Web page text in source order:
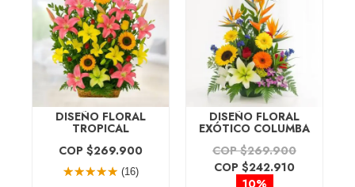
DISEÑO FLORAL
TROPICAL
COP $269.900
(16)
DISEÑO FLORAL
EXÓTICO COLUMBA
COP $269.900
COP $242.910
10%